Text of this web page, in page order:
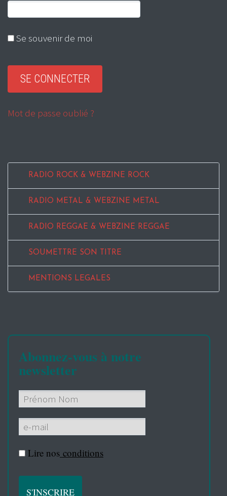
Se souvenir de moi
Mot de passe oublié ?
RADIO ROCK & WEBZINE ROCK
RADIO METAL & WEBZINE METAL
RADIO REGGAE & WEBZINE REGGAE
SOUMETTRE SON TITRE
MENTIONS LEGALES
Abonnez-vous à notre
newsletter
Lire nos conditions